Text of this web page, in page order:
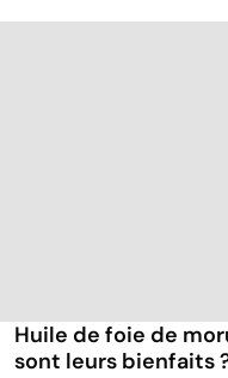
Huile de foie de
sont leurs bienfaits